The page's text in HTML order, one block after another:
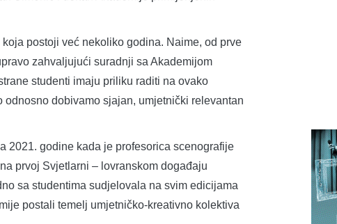
postoji već nekoliko godina. Naime, od prve
zahvaljujući suradnji sa Akademijom
studenti imaju priliku raditi na ovako
dobivamo sjajan, umjetnički relevantan
2021. godine kada je profesorica scenografije
prvoj Svjetlarni – lovranskom događaju
sa studentima sudjelovala na svim edicijama
postali temelj umjetničko-kreativno kolektiva